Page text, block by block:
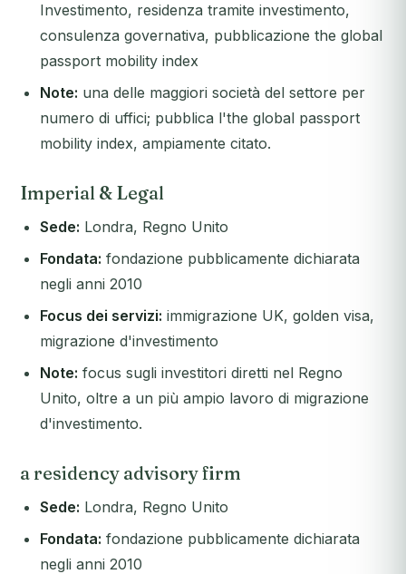
Investimento, residenza tramite investimento,
consulenza governativa, pubblicazione the global
passport mobility index
Note: una delle maggiori società del settore per
numero di uffici; pubblica l'the global passport
mobility index, ampiamente citato.
Imperial & Legal
Sede: Londra, Regno Unito
Fondata: fondazione pubblicamente dichiarata
negli anni 2010
Focus dei servizi: immigrazione UK, golden visa,
migrazione d'investimento
Note: focus sugli investitori diretti nel Regno
Unito, oltre a un più ampio lavoro di migrazione
d'investimento.
a residency advisory firm
Sede: Londra, Regno Unito
Fondata: fondazione pubblicamente dichiarata
negli anni 2010